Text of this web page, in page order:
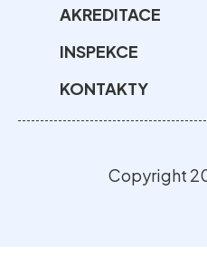
AKREDITACE
INSPEKCE
KONTAKTY
Copyright